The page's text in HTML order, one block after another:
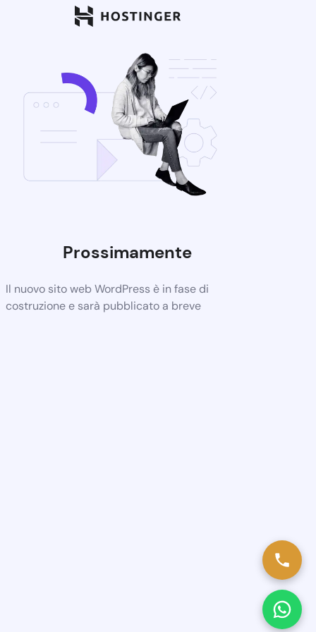
Prossimamente
Il nuovo sito web WordPress è in fase di
costruzione e sarà pubblicato a breve